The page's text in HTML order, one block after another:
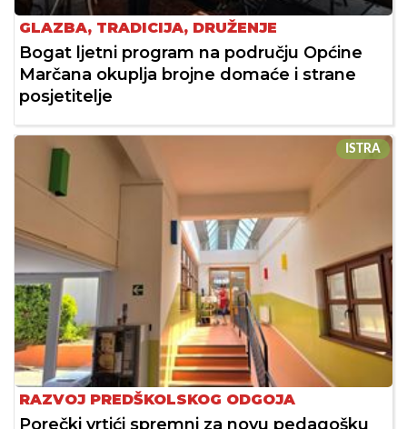
GLAZBA, TRADICIJA, DRUŽENJE
Bogat ljetni program na području Općine
Marčana okuplja brojne domaće i strane
posjetitelje
ISTRA
RAZVOJ PREDŠKOLSKOG ODGOJA
Porečki vrtići spremni za novu pedagošku